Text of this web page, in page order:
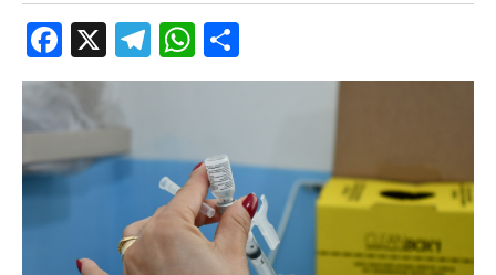
F
a
ce
b
o
k
X
T
el
a
m
W
h
A
p
p
h